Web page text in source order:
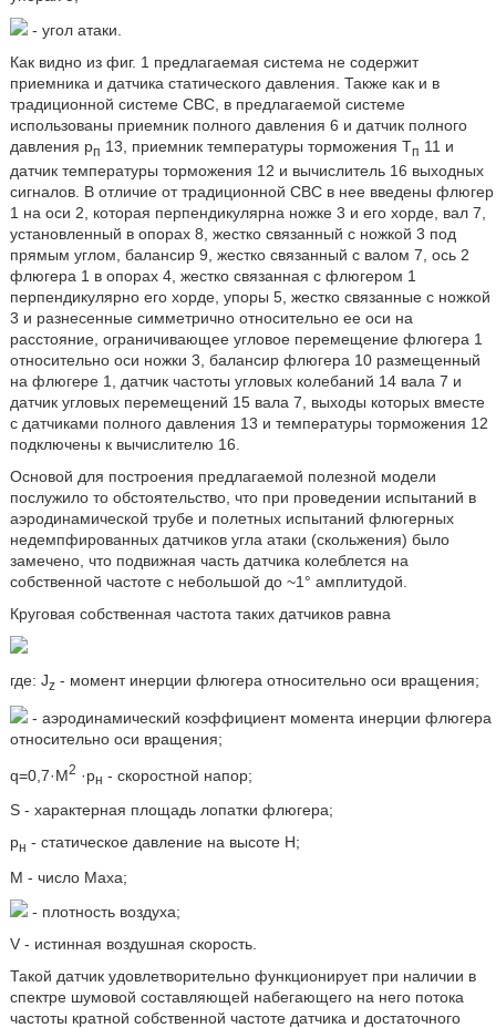
- угол атаки.
Как видно из фиг. 1 предлагаемая система не содержит
приемника и датчика статического давления. Также как и в
традиционной системе СВС, в предлагаемой системе
использованы приемник полного давления 6 и датчик полного
давления pп 13, приемник температуры торможения Tп 11 и
датчик температуры торможения 12 и вычислитель 16 выходных
сигналов. В отличие от традиционной СВС в нее введены флюгер
1 на оси 2, которая перпендикулярна ножке 3 и его хорде, вал 7,
установленный в опорах 8, жестко связанный с ножкой 3 под
прямым углом, балансир 9, жестко связанный с валом 7, ось 2
флюгера 1 в опорах 4, жестко связанная с флюгером 1
перпендикулярно его хорде, упоры 5, жестко связанные с ножкой
3 и разнесенные симметрично относительно ее оси на
расстояние, ограничивающее угловое перемещение флюгера 1
относительно оси ножки 3, балансир флюгера 10 размещенный
на флюгере 1, датчик частоты угловых колебаний 14 вала 7 и
датчик угловых перемещений 15 вала 7, выходы которых вместе
с датчиками полного давления 13 и температуры торможения 12
подключены к вычислителю 16.
Основой для построения предлагаемой полезной модели
послужило то обстоятельство, что при проведении испытаний в
аэродинамической трубе и полетных испытаний флюгерных
недемпфированных датчиков угла атаки (скольжения) было
замечено, что подвижная часть датчика колеблется на
собственной частоте с небольшой до ~1° амплитудой.
Круговая собственная частота таких датчиков равна
где: Jz- момент инерции флюгера относительно оси вращения;
- аэродинамический коэффициент момента инерции флюгера
относительно оси вращения;
q=0,7·M2 ·pн - скоростной напор;
S - характерная площадь лопатки флюгера;
pн - статическое давление на высоте H;
M - число Маха;
- плотность воздуха;
V - истинная воздушная скорость.
Такой датчик удовлетворительно функционирует при наличии в
спектре шумовой составляющей набегающего на него потока
частоты кратной собственной частоте датчика и достаточного